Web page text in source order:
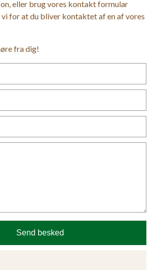
eller brug vores kontakt formular
vi for at du bliver kontaktet af en af vores
fra dig!